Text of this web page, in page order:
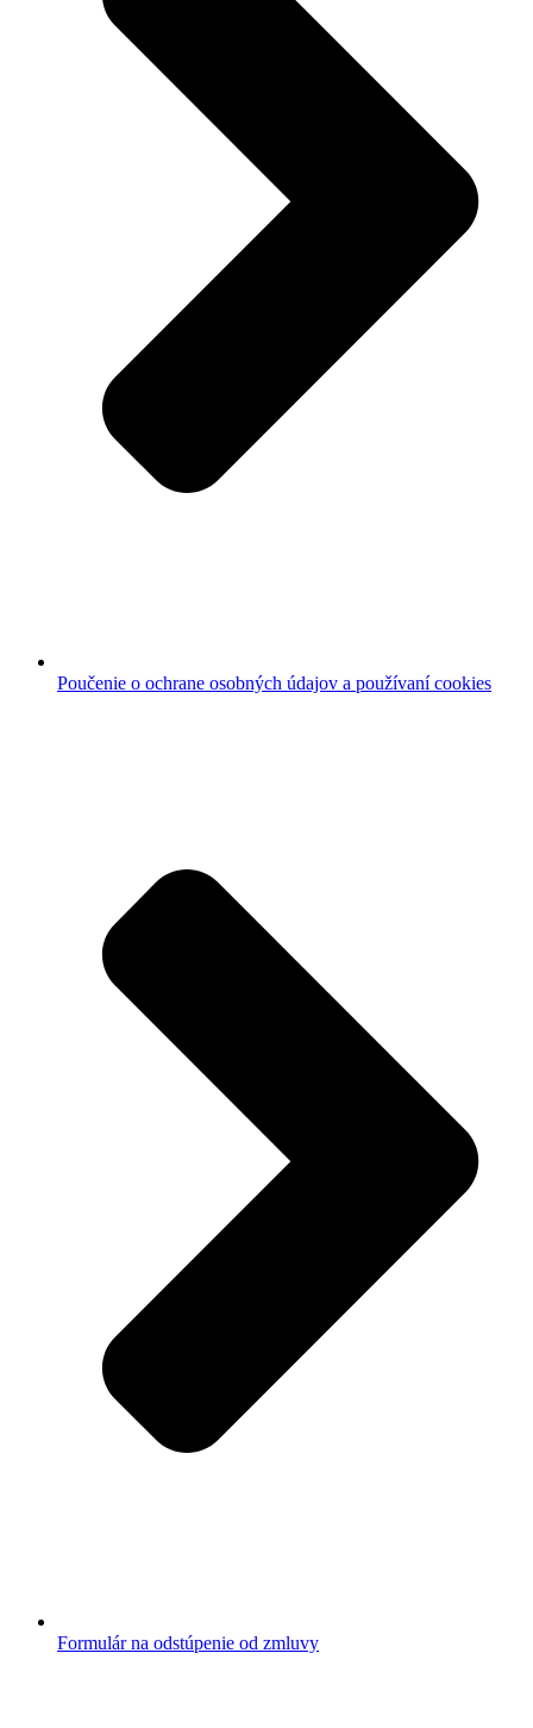
Poučenie o ochrane osobných údajov a používaní cookies
Formulár na odstúpenie od zmluvy